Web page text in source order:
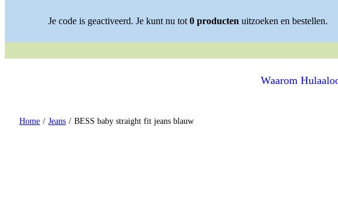
Je code is geactiveerd. Je kunt nu tot 0 producten uitzoeken en bestellen.
Waarom
Home / Jeans / BESS baby straight fit jeans blauw